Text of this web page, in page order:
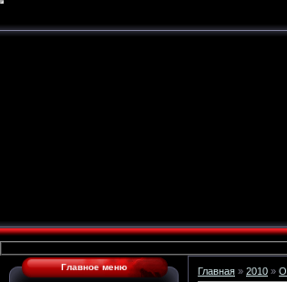
Главное меню Главная » 2010 »